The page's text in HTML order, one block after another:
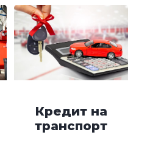
Кредит на
транспорт